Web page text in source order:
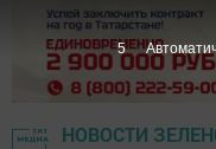
НОВОСТИ
4